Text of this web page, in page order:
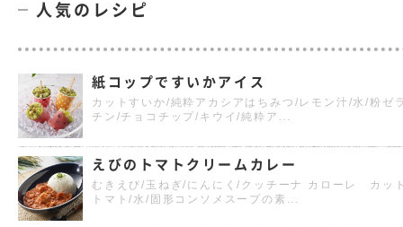
人気のレシピ
紙コップですいかアイス
カットすいか/純粋アカシアはちみつ/レモン汁/水/粉ゼ
チン/チョコチップ/キウイ/純粋ア...
えびのトマトクリームカレー
むきえび/玉ねぎ/にんにく/クッチーナ カローレ カッ
トマト/水/固形コンソメスープの素...